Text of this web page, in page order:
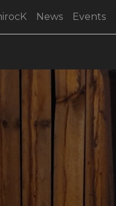
News Events